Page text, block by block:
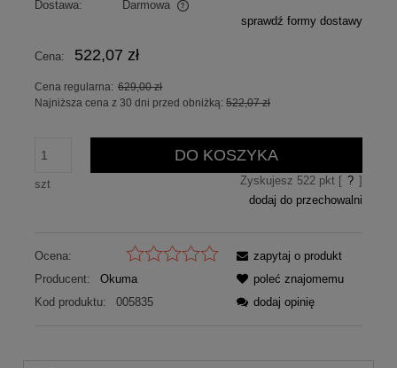
Dostawa:
Darmowa
Cena nie zawiera ewentualnych kosztów płatności
sprawdź formy dostawy
Cena: 522,07 zł
Cena regularna: 629,00 zł
Najniższa cena z 30 dni przed obniżką: 522,07 zł
szt
DO KOSZYKA
Zyskujesz 522pkt [ ? ]
dodaj do przechowalni
Ocena:
Producent:
Okuma
Kod produktu:
005835
zapytaj o produkt
poleć znajomemu
dodaj opinię